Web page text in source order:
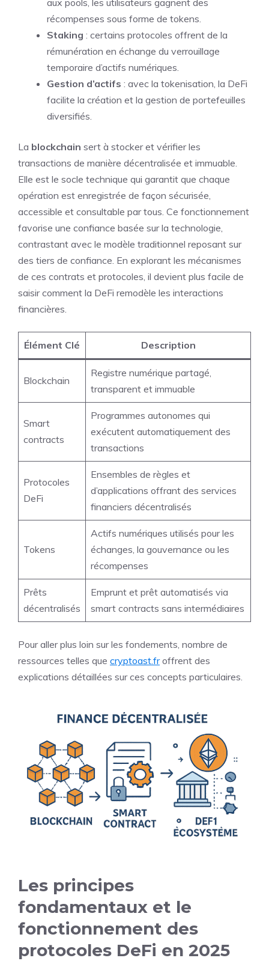
aux pools, les utilisateurs gagnent des
récompenses sous forme de tokens.
Staking : certains protocoles offrent de la
rémunération en échange du verrouillage
temporaire d’actifs numériques.
Gestion d’actifs : avec la tokenisation, la DeFi
facilite la création et la gestion de portefeuilles
diversifiés.
La blockchain sert à stocker et vérifier les
transactions de manière décentralisée et immuable.
Elle est le socle technique qui garantit que chaque
opération est enregistrée de façon sécurisée,
accessible et consultable par tous. Ce fonctionnement
favorise une confiance basée sur la technologie,
contrastant avec le modèle traditionnel reposant sur
des tiers de confiance. En explorant les mécanismes
de ces contrats et protocoles, il devient plus facile de
saisir comment la DeFi remodèle les interactions
financières.
Élément Clé Description
Blockchain
Registre numérique partagé,
transparent et immuable
Smart
contracts
Programmes autonomes qui
exécutent automatiquement des
transactions
Protocoles
DeFi
Ensembles de règles et
d’applications offrant des services
financiers décentralisés
Tokens
Actifs numériques utilisés pour les
échanges, la gouvernance ou les
récompenses
Prêts
décentralisés
Emprunt et prêt automatisés via
smart contracts sans intermédiaires
Pour aller plus loin sur les fondements, nombre de
ressources telles que cryptoast.froffrent des
explications détaillées sur ces concepts particulaires.
Les principes
fondamentaux et le
fonctionnement des
protocoles DeFi en 2025